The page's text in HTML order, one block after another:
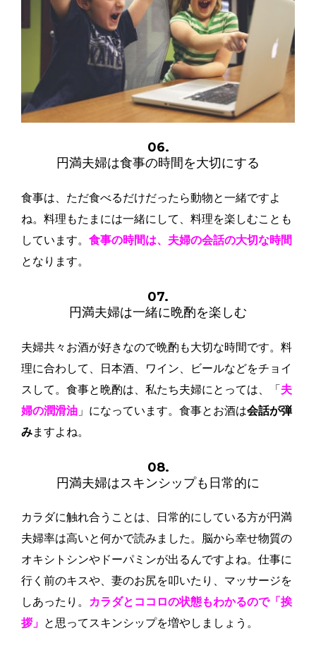
06.
円満夫婦は食事の時間を大切にする
食事は、ただ食べるだけだったら動物と一緒ですよ
ね。料理もたまには一緒にして、料理を楽しむことも
しています。 食事の時間は、夫婦の会話の大切な時間
となります。
07.
円満夫婦は一緒に晩酌を楽しむ
夫婦共々お酒が好きなので晩酌も大切な時間です。料
理に合わして、日本酒、ワイン、ビールなどをチョイ
スして。食事と晩酌は、私たち夫婦にとっては、「 夫
婦の潤滑油 」になっています。食事とお酒は会話が弾
みますよね。
08.
円満夫婦はスキンシップも日常的に
カラダに触れ合うことは、日常的にしている方が円満
夫婦率は高いと何かで読みました。脳から幸せ物質の
オキシトシンやドーパミンが出るんですよね。仕事に
行く前のキスや、妻のお尻を叩いたり、マッサージを
しあったり。 カラダとココロの状態もわかるので「挨
拶」 と思ってスキンシップを増やしましょう。